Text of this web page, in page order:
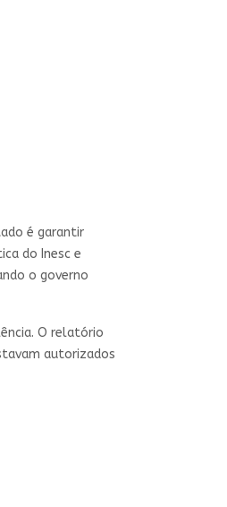
é garantir
do Inesc e
o governo
O relatório
autorizados